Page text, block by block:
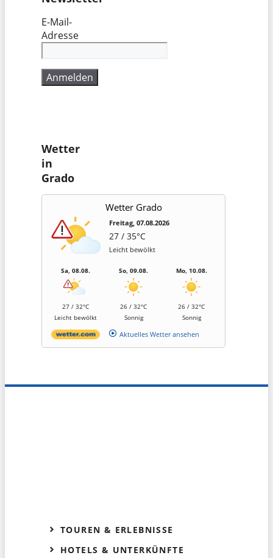
E-Mail-
Adresse
Wetter
in
Grado
Wetter Grado
Freitag, 07.08.2026
27 / 35°C
Leicht bewölkt
Sa, 08.08.
27 / 32°C
Leicht bewölkt
So, 09.08.
26 / 32°C
Sonnig
Mo, 10.08.
26 / 32°C
Sonnig
Aktuelles Wetter ansehen
TOUREN & ERLEBNISSE
HOTELS & UNTERKÜNFTE